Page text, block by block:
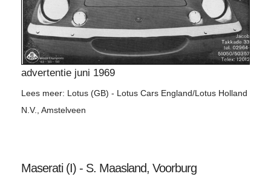
advertentie juni 1969
Lees meer: Lotus (GB) - Lotus Cars England/Lotus Holland
N.V., Amstelveen
Maserati (I) - S. Maasland, Voorburg